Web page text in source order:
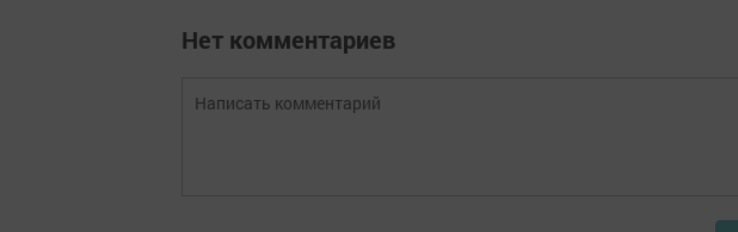
Нет комментариев